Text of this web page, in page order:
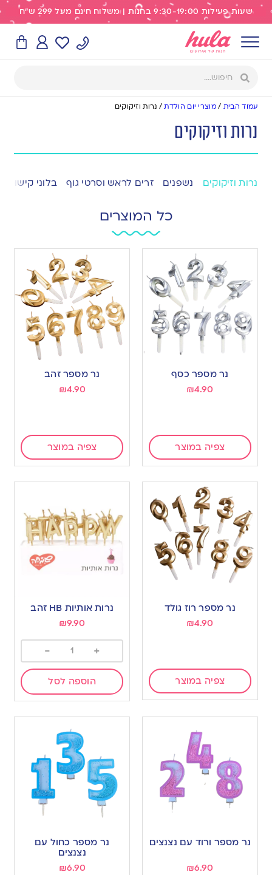
שעות פעילות 9:30-19:00 בחנות | משלוח חינם מעל 299 ש"ח
עמוד הבית /מוצרי יום הולדת/ נרות וזיקוקים
נרות וזיקוקים
נרות וזיקוקים נשפנים זרים לראש וסרטי גוף בלוני קישוט
כל המוצרים
נר מספר כסף
₪4.90
צפיה במוצר
נר מספר זהב
₪4.90
צפיה במוצר
נר מספר רוז גולד
₪4.90
צפיה במוצר
נרות אותיות HB זהב
₪9.90
+
-
הוספה לסל
נר מספר ורוד עם נצנצים
₪6.90
נר מספר כחול עם
נצנצים
₪6.90